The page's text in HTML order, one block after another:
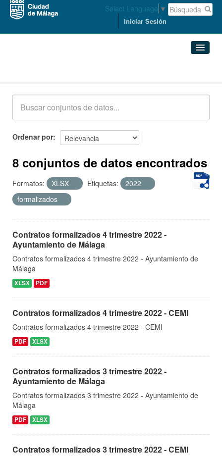
Select Language ▼
Iniciar Sesión
Acerca de
Ordenar por
8 conjuntos de datos encontrados
Formatos: XLSX Etiquetas:
2022
formalizados
Contratos formalizados 4 trimestre 2022 -
Ayuntamiento de Málaga
Contratos formalizados 4 trimestre 2022 - Ayuntamiento de
Málaga
XLSX PDF
Contratos formalizados 4 trimestre 2022 - CEMI
Contratos formalizados 4 trimestre 2022 - CEMI
PDF XLSX
Contratos formalizados 3 trimestre 2022 -
Ayuntamiento de Málaga
Contratos formalizados 3 trimestre 2022 - Ayuntamiento de
Málaga
PDF XLSX
Contratos formalizados 3 trimestre 2022 - CEMI